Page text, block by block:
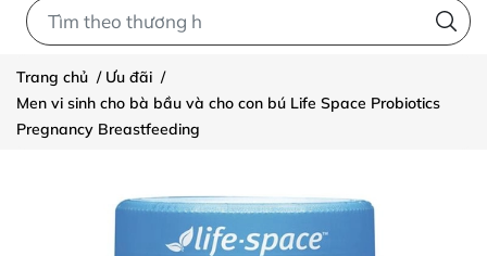
Trang chủ / Ưu đãi /
Men vi sinh cho bà bầu và cho con bú Life Space Probiotics
Pregnancy Breastfeeding